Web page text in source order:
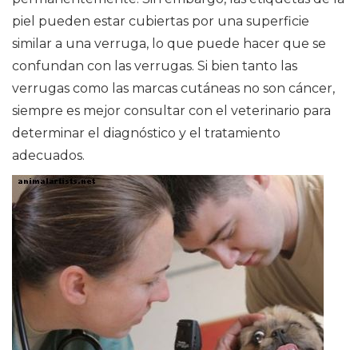
piel pueden estar cubiertas por una superficie
similar a una verruga, lo que puede hacer que se
confundan con las verrugas. Si bien tanto las
verrugas como las marcas cutáneas no son cáncer,
siempre es mejor consultar con el veterinario para
determinar el diagnóstico y el tratamiento
adecuados.